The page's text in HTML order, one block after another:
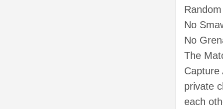
No
No
The
Capture
private
each